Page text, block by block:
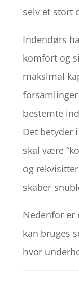
selv et stort
Indendørs
komfort og
maksimal
bestemte
Det betyder
skal være
og
skaber
Nedenfor er
kan bruges
hvor